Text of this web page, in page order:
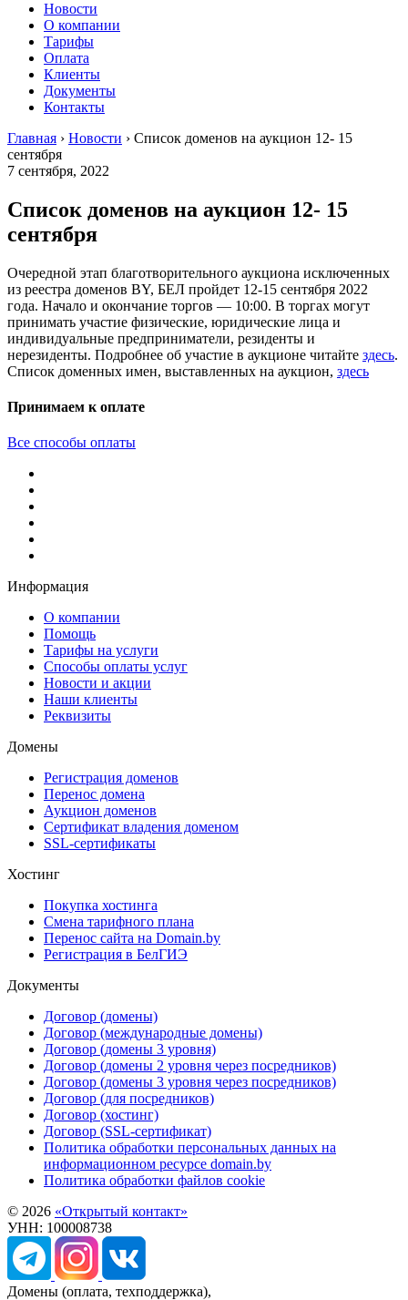
Новости
О компании
Тарифы
Оплата
Клиенты
Документы
Контакты
Главная › Новости › Список доменов на аукцион 12- 15
сентября
7 сентября, 2022
Список доменов на аукцион 12- 15
сентября
Очередной этап благотворительного аукциона исключенных
из реестра доменов BY, БЕЛ пройдет 12-15 сентября 2022
года. Начало и окончание торгов — 10:00. В торгах могут
принимать участие физические, юридические лица и
индивидуальные предприниматели, резиденты и
нерезиденты. Подробнее об участие в аукционе читайте здесь.
Список доменных имен, выставленных на аукцион, здесь
Принимаем к оплате
Все способы оплаты
Информация
О компании
Помощь
Тарифы на услуги
Способы оплаты услуг
Новости и акции
Наши клиенты
Реквизиты
Домены
Регистрация доменов
Перенос домена
Аукцион доменов
Сертификат владения доменом
SSL-сертификаты
Хостинг
Покупка хостинга
Смена тарифного плана
Перенос сайта на Domain.by
Регистрация в БелГИЭ
Документы
Договор (домены)
Договор (международные домены)
Договор (домены 3 уровня)
Договор (домены 2 уровня через посредников)
Договор (домены 3 уровня через посредников)
Договор (для посредников)
Договор (хостинг)
Договор (SSL-сертификат)
Политика обработки персональных данных на
информационном ресурсе domain.by
Политика обработки файлов cookie
© 2026 «Открытый контакт»
УНН: 100008738
Домены (оплата, техподдержка),